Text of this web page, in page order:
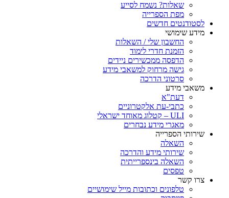
שאלות? נשמח לסייע
מפת הספרייה
לסטודנטים חדשים
מידע שימושי
החשבון שלי / השאלות
הזמנת חדרי לימוד
הדפסה ממכשירים ניידים
גישה מרחוק למשאבי מידע
סרטוני הדרכה
משאבי מידע
דעת"א
כתבי-עת אלקטרוניים
ULI – קטלוג מאוחד ישראלי
מאגרי מידע נבחרים
שירותי הספרייה
השאלה
שירותי מידע והדרכה
השאלה בינספרייתית
טפסים
צרו קשר
טלפונים וכתובות מייל שימושיים